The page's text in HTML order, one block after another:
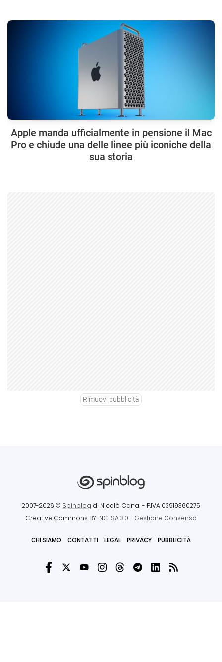
Apple manda ufficialmente in pensione il Mac
Pro e chiude una delle linee più iconiche della
sua storia
Rimuovi pubblicità
2007-2026 © Spinblog di Nicolò Canal - P.IVA 03919360275
Creative Commons BY-NC-SA 3.0- Gestione Consenso
CHI SIAMO CONTATTI LEGAL PRIVACY PUBBLICITÀ